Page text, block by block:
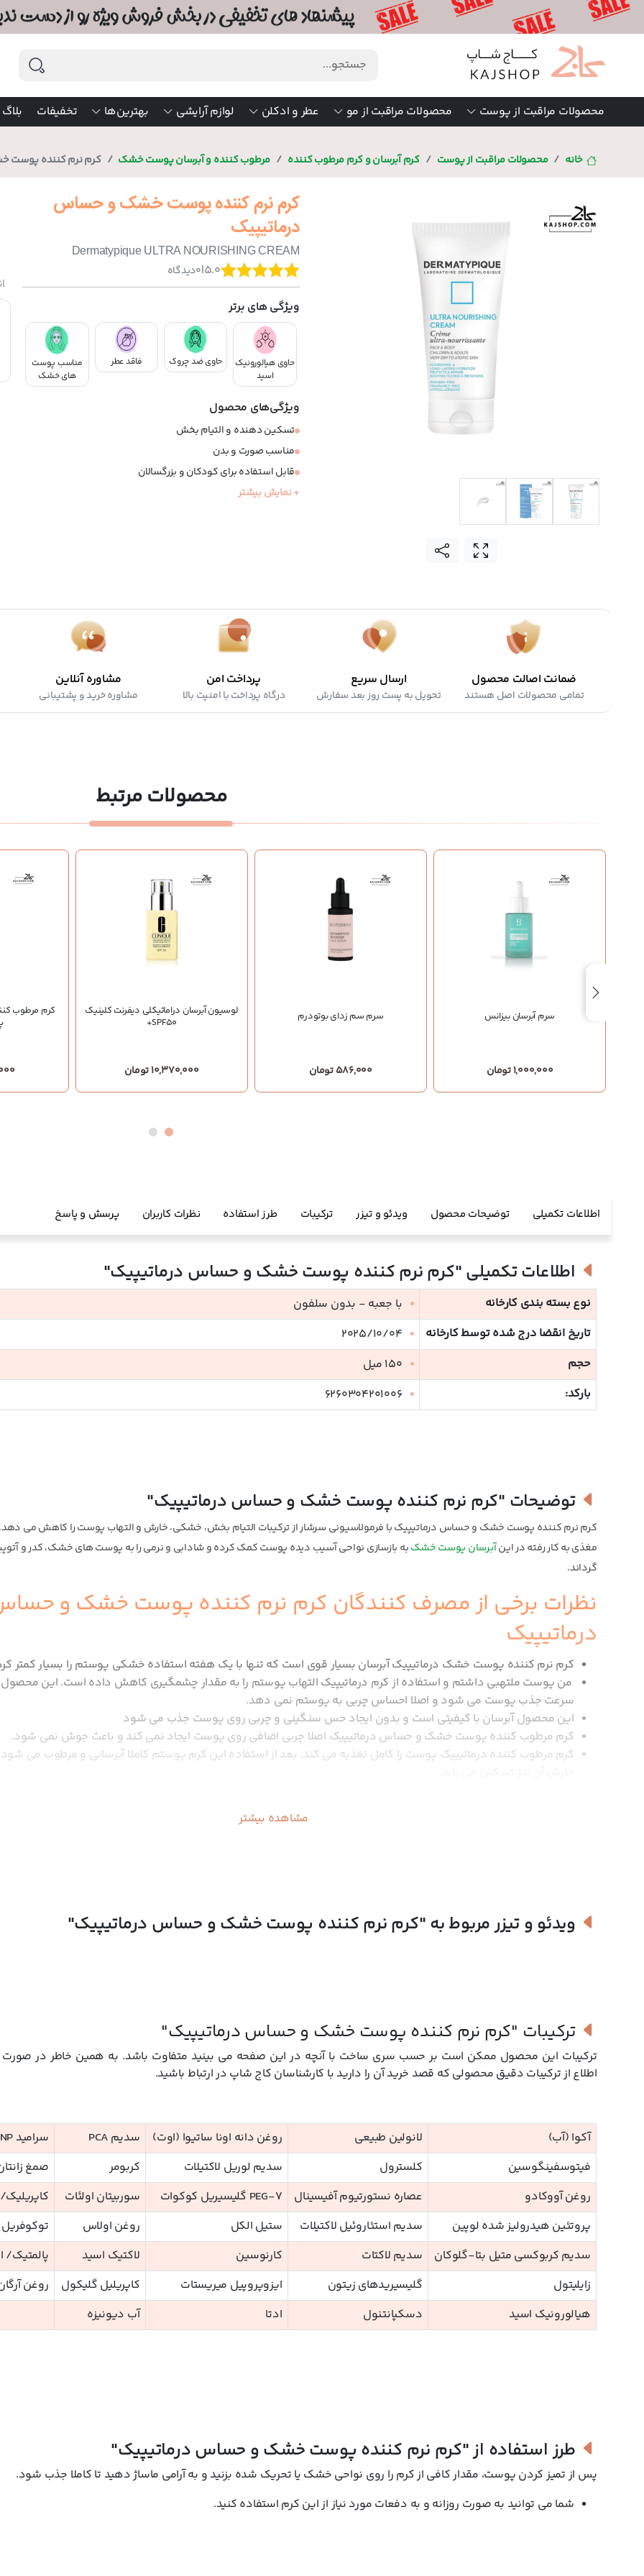
محصولات مراقبت از پوست محصولات مراقبت از مو عطر و ادکلن لوازم آرایشی بهترین‌ها تخفیفات بلاگ
خانه محصولات مراقبت از پوست کرم آبرسان و کرم مرطوب کننده مرطوب کننده و آبرسان پوست خشک کرم نرم کننده پوست
کرم نرم کننده پوست خشک و حساس
درماتیپیک
Dermatypique ULTRA NOURISHING CREAM
5.0
|
0دیدگاه
ویژگی های برتر
حاوی هیالورونیک
اسید
حاوی ضد چروک فاقد عطر
مناسب پوست
های خشک
ویژگی‌های محصول
تسکین دهنده و التیام بخش
مناسب صورت و بدن
قابل استفاده برای کودکان و بزرگسالان
مناسب پوست های خشک و آتوپیک
+ نمایش بیشتر
ضمانت اصالت محصول
تمامی محصولات اصل هستند
ارسال سریع
تحویل به پست روز بعد سفارش
پرداخت امن
درگاه پرداخت با امنیت بالا
مشاوره آنلاین
مشاوره خرید و پشتیبانی
محصولات مرتبط
سرم آبرسان بیزانس
1,000,000 تومان
سرم سم زدای بوتودرم
586,000 تومان
لوسیون آبرسان دراماتیکلی دیفرنت کلینیک
SPF50+
10,370,000 تومان
کرم مرطوب
اطلاعات تکمیلی توضیحات محصول ویدئو و تیزر ترکیبات طرز استفاده نظرات کاربران پرسش و پاسخ
اطلاعات تکمیلی"کرم نرم کننده پوست خشک و حساس درماتیپیک"
نوع بسته بندی کارخانه
با جعبه - بدون سلفون
تاریخ انقضا درج شده توسط کارخانه
2025/10/04
حجم
150 میل
بارکد:
6260304201006
توضیحات "کرم نرم کننده پوست خشک و حساس درماتیپیک"
کرم نرم کننده پوست خشک و حساس درماتیپیک با فرمولاسیونی سرشار از ترکیبات التیام بخش، خشکی، خارش و التهاب پوست را کاهش می دهد.
مغذی به کار رفته در اینآبرسان پوست خشکبه بازسازی نواحی آسیب دیده پوست کمک کرده و شادابی و نرمی را به پوست های خشک، کدر و
گرداند.
نظرات برخی از مصرف کنندگان کرم نرم کننده پوست خشک و
درماتیپیک
کرم نرم کننده پوست خشک درماتیپیک آبرسان بسیار قوی است که تنها با یک هفته استفاده خشکی پوستم را بسیار کمتر
من پوست ملتهبی داشتم و استفاده از کرم درماتیپیک التهاب پوستم را به مقدار چشمگیری کاهش داده است. این محصول
سرعت جذب پوست می شود و اصلا احساس چربی به پوستم نمی دهد.
این محصول آبرسان با کیفیتی است و بدون ایجاد حس سنگینی و چربی روی پوست جذب می شود
کرم مرطوب کننده پوست خشک و حساس درماتیپیک اصلا چربی اضافی روی پوست ایجاد نمی کند و باعث جوش نمی شود.
کرم مرطوب کننده درماتیپیک پوست را کامل تغذیه می کند. بعد از استفاده این کرم پوستم کاملا آبرسانی و مرطوب می
قیمت و خرید کرم نرم کننده پوست خشک و حساس درماتیپیک
مشاهده بیشتر
ویدئو و تیزر مربوط به"کرم نرم کننده پوست خشک و حساس درماتیپیک"
ترکیبات "کرم نرم کننده پوست خشک و حساس درماتیپیک"
ترکیبات این محصول ممکن است بر حسب سری ساخت با آنچه در این صفحه می بینید متفاوت باشد. به همین خاطر در صورت
اطلاع از ترکیبات دقیق محصولی که قصد خرید آن را دارید با کارشناسان کاج شاپ در ارتباط باشید.
آکوا (آب) لانولین طبیعی روغن دانه اونا ساتیوا (اوت) سدیم PCA سرامید NP
فیتوسفینگوسین
کلسترول سدیم لوریل لاکتیلات کربومر صمغ
روغن آووکادو
عصاره نستورتیوم آفیسینال PEG-7 گلیسیریل کوکوات سوربیتان اولئات
پروتئین هیدرولیز شده لوپین
سدیم استئاروئیل لاکتیلات ستیل الکل روغن اولاس
سدیم کربوکسی متیل بتا-گلوکان
سدیم لاکتات کارنوسین لاکتیک اسید پالمتیک/
زایلیتول
گلیسیریدهای زیتون ایزوپروپیل میریستات کاپریلیل گلیکول روغن
هیالورونیک اسید
دسکپانتنول ادتا آب دیونیزه
طرز استفاده از"کرم نرم کننده پوست خشک و حساس درماتیپیک"
پس از تمیز کردن پوست، مقدار کافی از کرم را روی نواحی خشک یا تحریک شده بزنید و به آرامی ماساژ دهید تا کاملا جذب شود.
شما می توانید به صورت روزانه و به دفعات مورد نیاز از این کرم استفاده کنید.